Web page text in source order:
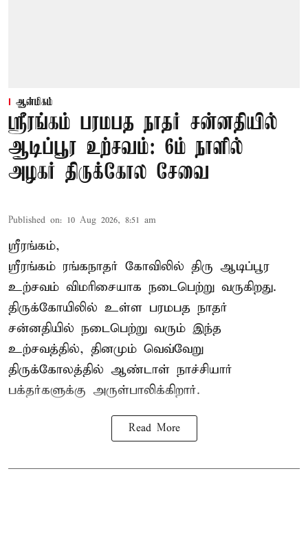
ஆன்மிகம்
ஸ்ரீரங்கம் பரமபத நாதர் சன்னதியில்
ஆடிப்பூர உற்சவம்: 6ம் நாளில்
அழகர் திருக்கோல சேவை
Published on: 10 Aug 2026, 8:51 am
ஸ்ரீரங்கம்,
ஸ்ரீரங்கம் ரங்கநாதர் கோவிலில் திரு ஆடிப்பூர
உற்சவம் விமரிசையாக நடைபெற்று வருகிறது.
திருக்கோயிலில் உள்ள பரமபத நாதர்
சன்னதியில் நடைபெற்று வரும் இந்த
உற்சவத்தில், தினமும் வெவ்வேறு
திருக்கோலத்தில் ஆண்டாள் நாச்சியார்
பக்தர்களுக்கு அருள்பாலிக்கிறார்.
Read More